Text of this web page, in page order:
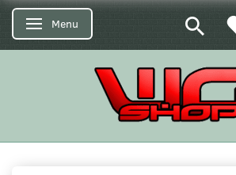
Skifte navigation
Menu